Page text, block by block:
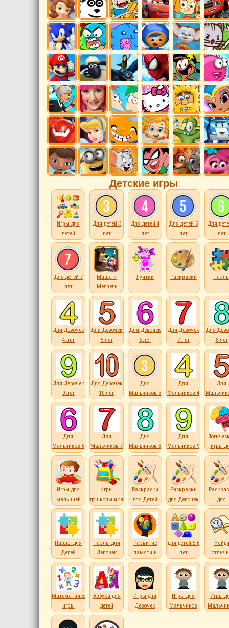
Детские игры
Игры для
детей
Для детей 3
лет
Для детей 4
лет
Для детей 5
лет
Для
лет
Для детей 7
лет
Маша и
Медведь
Лунтик Раскраски Пазлы
Для Девочек
4 лет
Для Девочек
5 лет
Для Девочек
6 лет
Для Девочек
7 лет
Для
8 лет
Для Девочек
9 лет
Для Девочек
10 лет
Для
Мальчиков 3
лет
Для
Мальчиков 4
лет
Для
лет
Для
Мальчиков 6
лет
Для
Мальчиков 7
лет
Для
Мальчиков 8
лет
Для
Мальчиков 9
лет
игры
детей
Игры для
малышей
Игры
дошкольникам
Раскраски
для Детей
Раскраски
для Девочек
для
Пазлы для
Детей
Пазлы для
Девочек
Развитие
памяти и
внимания
для детей 5-6
лет
Найди
Математические
игры
Азбука для
детей
Игры для
Девочек
Игры для
Мальчиков
Игры